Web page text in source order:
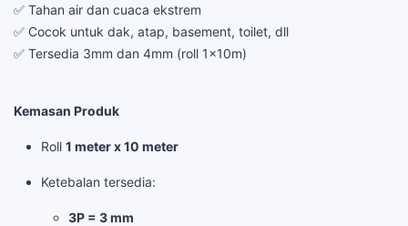
✅ Tahan air dan cuaca ekstrem
✅ Cocok untuk dak, atap, basement, toilet, dll
✅ Tersedia 3mm dan 4mm (roll 1x10m)
Kemasan Produk
Roll 1 meter x 10 meter
Ketebalan tersedia:
3P = 3 mm